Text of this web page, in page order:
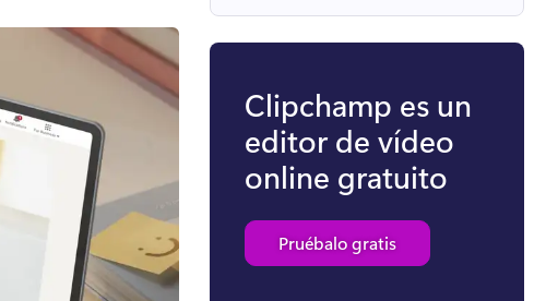
Clipchamp es un
editor de vídeo
online gratuito
Pruébalo gratis